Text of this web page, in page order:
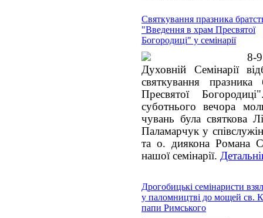
Святкування празника
"Введення в храм Пресвятої
Богородиці" у семінарії
8-
Духовній Семінарії
святкування
Пресвятої
суботнього вечора
чувань була святкова
Паламарчук у
та о. диякона Романа
нашої семінарії.
Дрогобицькі семінаристи
у паломництві до мощей св.
папи Римського